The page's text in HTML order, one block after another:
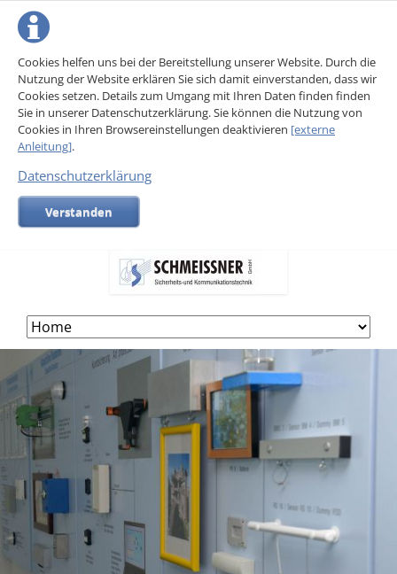
Cookies helfen uns bei der Bereitstellung unserer Website. Durch die
Nutzung der Website erklären Sie sich damit einverstanden, dass wir
Cookies setzen. Details zum Umgang mit Ihren Daten finden finden
Sie in unserer Datenschutzerklärung. Sie können die Nutzung von
Cookies in Ihren Browsereinstellungen deaktivieren [externe
Anleitung].
Datenschutzerklärung
Verstanden
navigation